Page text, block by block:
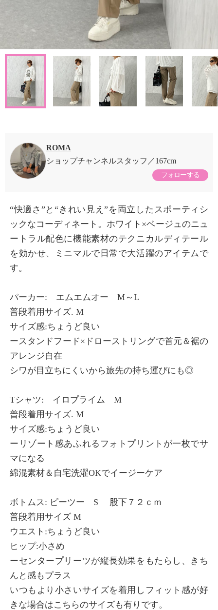
ROMA
ショップチャンネルスタッフ
167cm
フォローする
“快適さ”と“きれい見え”を両立したスポーティシ
ックなコーディネート。ホワイト×ベージュのニュ
ートラル配色に機能素材のテクニカルディテール
を効かせ、ミニマルで日常で大活躍のアイテムで
す。
パーカー: エムエムオー M～L
普段着用サイズ. M
サイズ感:ちょうど良い
ースタンドフード×ドローストリングで首元＆裾の
アレンジ自在
シワが目立ちにくいから旅先の持ち運びにも◎
Tシャツ: イロプライム M
普段着用サイズ. M
サイズ感:ちょうど良い
ーリゾート感あふれるフォトプリントが一枚でサ
マになる
綿混素材＆自宅洗濯OKでイージーケア
ボトムス: ピーツー S 股下７２ｃｍ
普段着用サイズ M
ウエスト:ちょうど良い
ヒップ:小さめ
ーセンタープリーツが縦長効果をもたらし、きち
んと感もプラス
いつもより小さいサイズを着用しフィット感が好
きな場合はこちらのサイズも有りです。